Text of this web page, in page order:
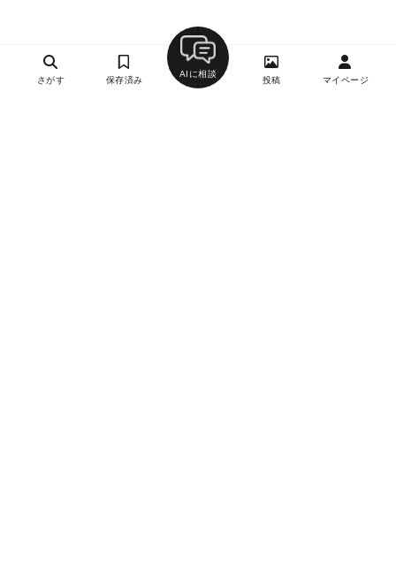
さがす 保存済み
AIに相談
投稿 マイページ